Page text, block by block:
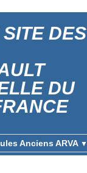
DES
DU
Anciens ARVA ▼